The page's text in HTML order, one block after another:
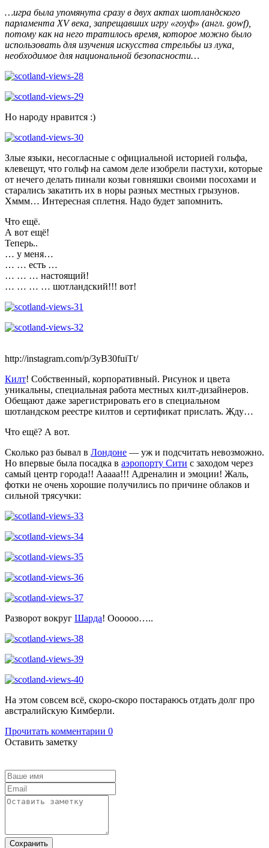
…игра была упомянута сразу в двух актах шотландского
парламента XV века, запрещавших игру «гоуф» (англ. gowf),
потому как на него тратилось время, которое можно было
использовать для изучения искусства стрельбы из лука,
необходимое для национальной безопасности…
Но народу нравится :)
Злые языки, несогласные с официальной историей гольфа,
клевещут, что гольф на самом деле изобрели пастухи, которые
от нечего делать пинали козьи говняшки своими посохами и
старались закатить их в норы разных местных грызунов.
Хммм… Интересная сплетня. Надо будет запомнить.
Что ещё.
А вот ещё!
Теперь..
… у меня…
… … есть …
… … … настоящий!
… … … … шотландский!!! вот!
http://instagram.com/p/3yB30fuiTt/
Килт! Собственный, корпоративный. Рисунок и цвета
уникальны, специальная работа местных килт-дизайнеров.
Обещают даже зарегистрировать его в специальном
шотландском реестре килтов и сертификат прислать. Жду…
Что ещё? А вот.
Сколько раз бывал в Лондоне — уж и подсчитать невозможно.
Но впервые была посадка в аэропорту Сити с заходом через
самый центр города!! Ааааа!!! Адреналин и эмоции! Жаль,
фотки не очень хорошие получились по причине облаков и
сильной трясучки:
Разворот вокруг Шарда! Оооооо…..
На этом совсем всё, скоро-скоро постараюсь отдать долг про
австралийскую Кимберли.
Прочитать комментарии 0
Оставить заметку